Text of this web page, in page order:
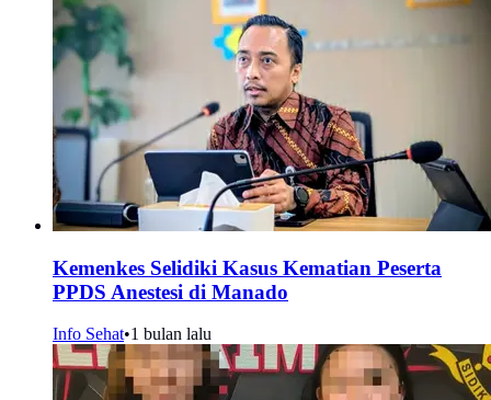
Kemenkes Selidiki Kasus Kematian Peserta
PPDS Anestesi di Manado
Info Sehat•1 bulan lalu